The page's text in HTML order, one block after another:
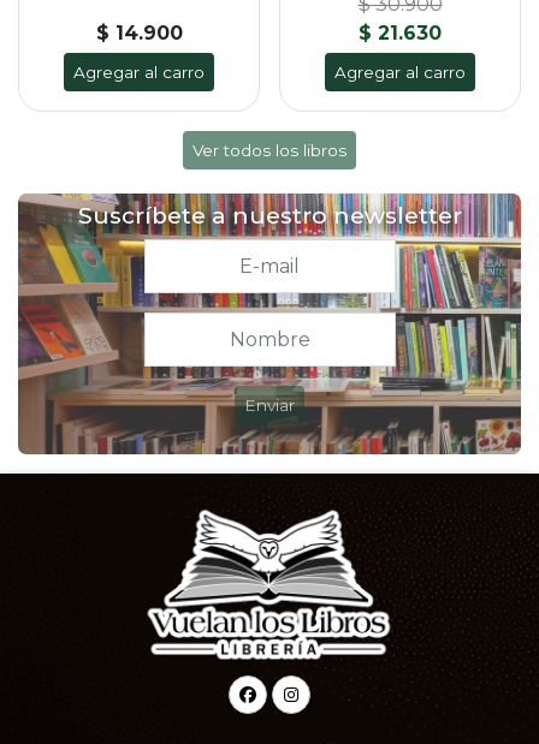
$ 14.900
Agregar al carro
$ 21.630
Agregar al carro
Ver todos los libros
Suscríbete a nuestro newsletter
Enviar